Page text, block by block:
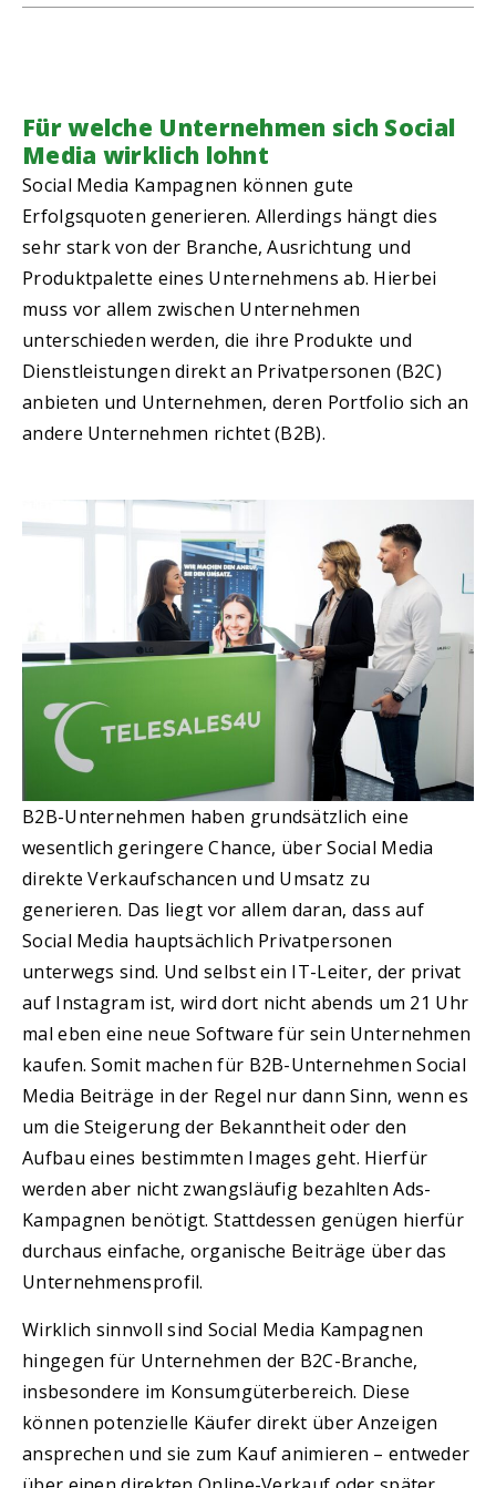
Für welche Unternehmen sich Social
Media wirklich lohnt
Social Media Kampagnen können gute
Erfolgsquoten generieren. Allerdings hängt dies
sehr stark von der Branche, Ausrichtung und
Produktpalette eines Unternehmens ab. Hierbei
muss vor allem zwischen Unternehmen
unterschieden werden, die ihre Produkte und
Dienstleistungen direkt an Privatpersonen (B2C)
anbieten und Unternehmen, deren Portfolio sich an
andere Unternehmen richtet (B2B).
B2B-Unternehmen haben grundsätzlich eine
wesentlich geringere Chance, über Social Media
direkte Verkaufschancen und Umsatz zu
generieren. Das liegt vor allem daran, dass auf
Social Media hauptsächlich Privatpersonen
unterwegs sind. Und selbst ein IT-Leiter, der privat
auf Instagram ist, wird dort nicht abends um 21 Uhr
mal eben eine neue Software für sein Unternehmen
kaufen. Somit machen für B2B-Unternehmen Social
Media Beiträge in der Regel nur dann Sinn, wenn es
um die Steigerung der Bekanntheit oder den
Aufbau eines bestimmten Images geht. Hierfür
werden aber nicht zwangsläufig bezahlten Ads-
Kampagnen benötigt. Stattdessen genügen hierfür
durchaus einfache, organische Beiträge über das
Unternehmensprofil.
Wirklich sinnvoll sind Social Media Kampagnen
hingegen für Unternehmen der B2C-Branche,
insbesondere im Konsumgüterbereich. Diese
können potenzielle Käufer direkt über Anzeigen
ansprechen und sie zum Kauf animieren – entweder